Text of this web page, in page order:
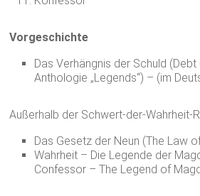
Vorgeschichte
Das Verhängnis der Schuld
Anthologie „Legends“) – (im
Außerhalb der Schwert-der-Wahrheit-
Das Gesetz der Neun (The Law
Wahrheit – Die Legende der
Confessor – The Legend of